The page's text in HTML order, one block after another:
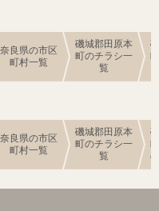
奈良県の市区
町村一覧
磯城郡田原本
町のチラシ一
覧
奈良県の市区
町村一覧
磯城郡田原本
町のチラシ一
覧